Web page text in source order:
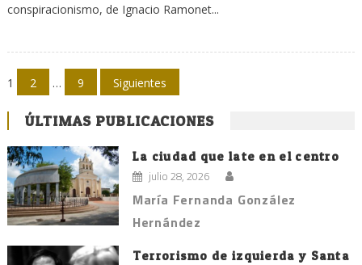
conspiracionismo, de Ignacio Ramonet...
Navegación
de
entradas
1 2 … 9 Siguientes
ÚLTIMAS PUBLICACIONES
La ciudad que late en el centro
julio 28, 2026
María Fernanda González
Hernández
Terrorismo de izquierda y Santa